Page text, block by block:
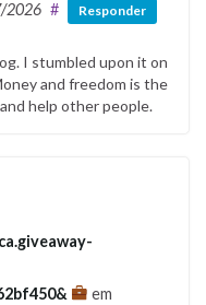
2026 # Responder
I stumbled upon it on
and freedom is the
help other people.
em